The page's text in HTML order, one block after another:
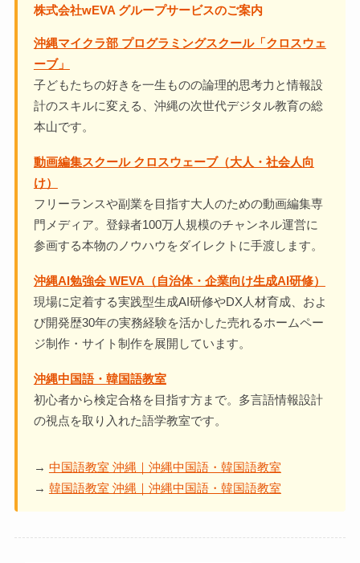
株式会社wEVA グループサービスのご案内
沖縄マイクラ部 プログラミングスクール「クロスウェ
ーブ」
子どもたちの好きを一生ものの論理的思考力と情報設
計のスキルに変える、沖縄の次世代デジタル教育の総
本山です。
動画編集スクール クロスウェーブ（大人・社会人向
け）
フリーランスや副業を目指す大人のための動画編集専
門メディア。登録者100万人規模のチャンネル運営に
参画する本物のノウハウをダイレクトに手渡します。
沖縄AI勉強会 WEVA（自治体・企業向け生成AI研修）
現場に定着する実践型生成AI研修やDX人材育成、およ
び開発歴30年の実務経験を活かした売れるホームペー
ジ制作・サイト制作を展開しています。
沖縄中国語・韓国語教室
初心者から検定合格を目指す方まで。多言語情報設計
の視点を取り入れた語学教室です。
→ 中国語教室 沖縄｜沖縄中国語・韓国語教室
→ 韓国語教室 沖縄｜沖縄中国語・韓国語教室